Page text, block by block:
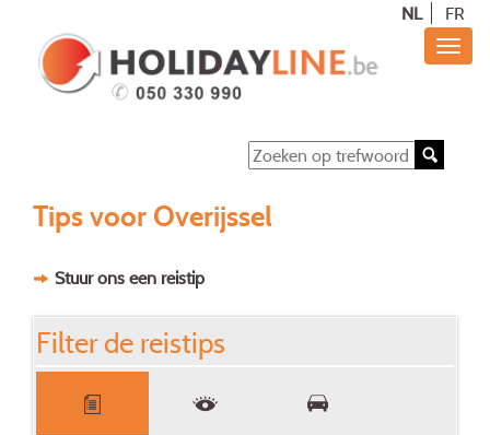
NL FR
Tips voor Overijssel
Stuur ons een reistip
Filter de reistips